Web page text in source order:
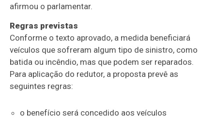
afirmou o parlamentar.
Regras previstas
Conforme o texto aprovado, a medida beneficiará
veículos que sofreram algum tipo de sinistro, como
batida ou incêndio, mas que podem ser reparados.
Para aplicação do redutor, a proposta prevê as
seguintes regras:
o benefício será concedido aos veículos